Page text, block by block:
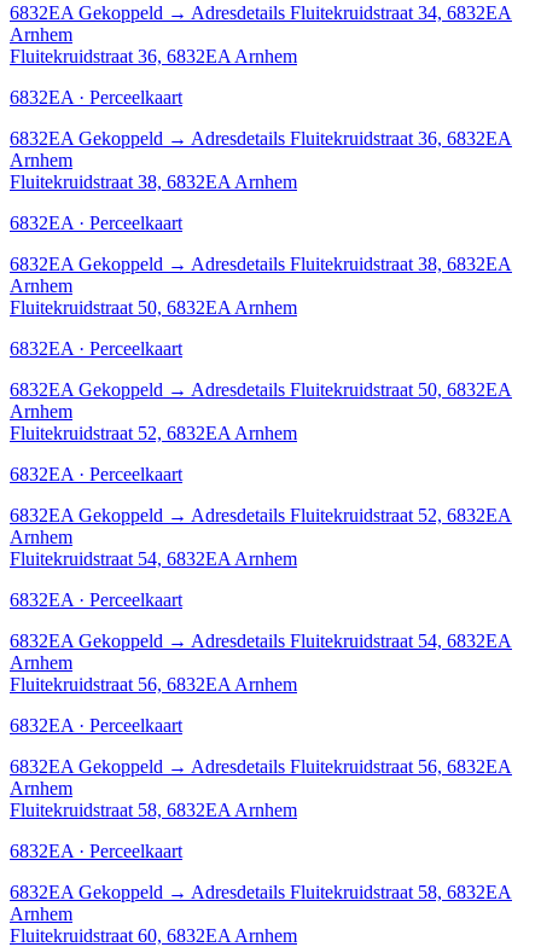
6832EA Gekoppeld → Adresdetails Fluitekruidstraat 34, 6832EA
Arnhem
Fluitekruidstraat 36, 6832EA Arnhem
6832EA · Perceelkaart
6832EA Gekoppeld → Adresdetails Fluitekruidstraat 36, 6832EA
Arnhem
Fluitekruidstraat 38, 6832EA Arnhem
6832EA · Perceelkaart
6832EA Gekoppeld → Adresdetails Fluitekruidstraat 38, 6832EA
Arnhem
Fluitekruidstraat 50, 6832EA Arnhem
6832EA · Perceelkaart
6832EA Gekoppeld → Adresdetails Fluitekruidstraat 50, 6832EA
Arnhem
Fluitekruidstraat 52, 6832EA Arnhem
6832EA · Perceelkaart
6832EA Gekoppeld → Adresdetails Fluitekruidstraat 52, 6832EA
Arnhem
Fluitekruidstraat 54, 6832EA Arnhem
6832EA · Perceelkaart
6832EA Gekoppeld → Adresdetails Fluitekruidstraat 54, 6832EA
Arnhem
Fluitekruidstraat 56, 6832EA Arnhem
6832EA · Perceelkaart
6832EA Gekoppeld → Adresdetails Fluitekruidstraat 56, 6832EA
Arnhem
Fluitekruidstraat 58, 6832EA Arnhem
6832EA · Perceelkaart
6832EA Gekoppeld → Adresdetails Fluitekruidstraat 58, 6832EA
Arnhem
Fluitekruidstraat 60, 6832EA Arnhem